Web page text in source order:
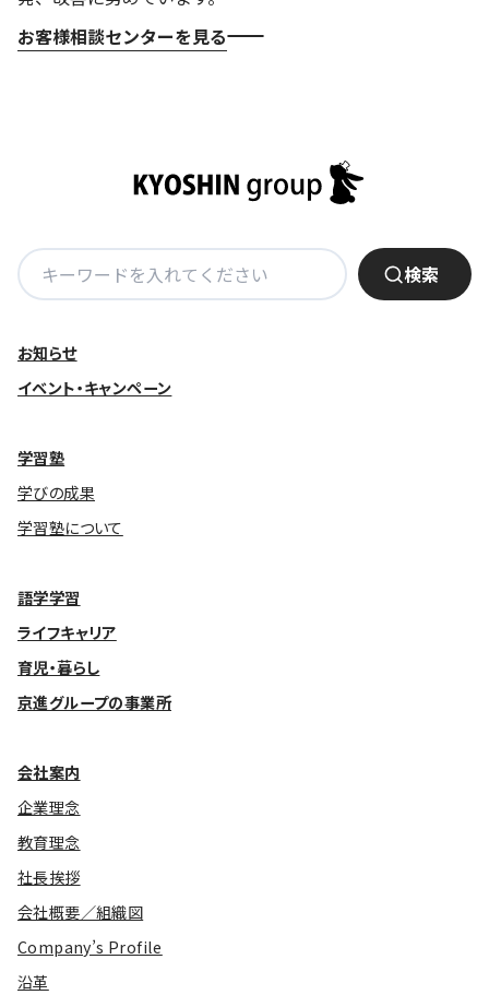
お客様相談センターを見る
検
索:
検索
お知らせ
イベント・キャンペーン
学習塾
学びの成果
学習塾について
語学学習
ライフキャリア
育児・暮らし
京進グループの事業所
会社案内
企業理念
教育理念
社長挨拶
会社概要／組織図
Company’s Profile
沿革